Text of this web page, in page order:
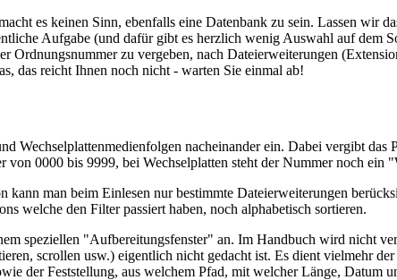
es keinen Sinn, ebenfalls eine Datenbank zu sein. Lassen wir
Aufgabe (und dafür gibt es herzlich wenig Auswahl auf dem
zu vergeben, nach Dateierweiterungen
das reicht Ihnen noch nicht - warten Sie einmal ab!
Wechselplattenmedienfolgen nacheinander ein. Dabei vergibt das
0000 bis 9999, bei Wechselplatten steht der Nummer noch ein
man beim Einlesen nur bestimmte Dateierweiterungen
welche den Filter passiert haben, noch alphabetisch sortieren.
speziellen "Aufbereitungsfenster" an. Im Handbuch wird nicht
scrollen usw.) eigentlich nicht gedacht ist. Es dient vielmehr
der Feststellung, aus welchem Pfad, mit welcher Länge, Datum